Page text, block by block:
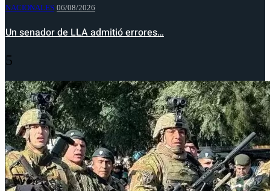
NACIONALES 06/08/2026
Un senador de LLA admitió errores…
5